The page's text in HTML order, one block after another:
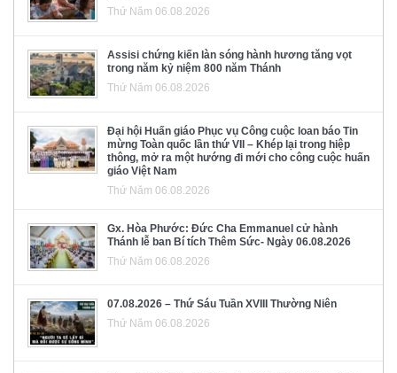
Thứ Năm 06.08.2026
Assisi chứng kiến làn sóng hành hương tăng vọt
trong năm kỷ niệm 800 năm Thánh
Thứ Năm 06.08.2026
Đại hội Huấn giáo Phục vụ Công cuộc loan báo Tin
mừng Toàn quốc lần thứ VII – Khép lại trong hiệp
thông, mở ra một hướng đi mới cho công cuộc huấn
giáo Việt Nam
Thứ Năm 06.08.2026
Gx. Hòa Phước: Đức Cha Emmanuel cử hành
Thánh lễ ban Bí tích Thêm Sức- Ngày 06.08.2026
Thứ Năm 06.08.2026
07.08.2026 – Thứ Sáu Tuần XVIII Thường Niên
Thứ Năm 06.08.2026